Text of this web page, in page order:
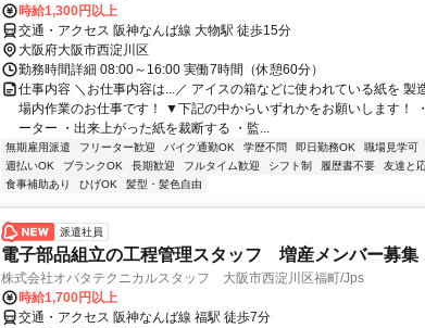
時給1,300円以上
交通・アクセス 阪神なんば線 大物駅 徒歩15分
大阪府大阪市西淀川区
勤務時間詳細 08:00～16:00 実働7時間（休憩60分）
仕事内容 ＼お仕事内容は...／ アイスの箱などに使われている紙を 製
場内作業のお仕事です！ ▼下記の中からいずれかをお願いします！
ーター ・出来上がった紙を裁断する ・監...
無期雇用派遣 フリーター歓迎 バイク通勤OK 学歴不問 即日勤務OK 職場見学可
週払いOK
ブランクOK 長期歓迎 フルタイム歓迎 シフト制 履歴書不要
友達と
食事補助あり
ひげOK 髪型・髪色自由
派遣社員
電子部品組立の工程管理スタッフ 増産メンバー募集
株式会社オバタテクニカルスタッフ 大阪市西淀川区福町/Jps
時給1,700円以上
交通・アクセス 阪神なんば線 福駅 徒歩7分